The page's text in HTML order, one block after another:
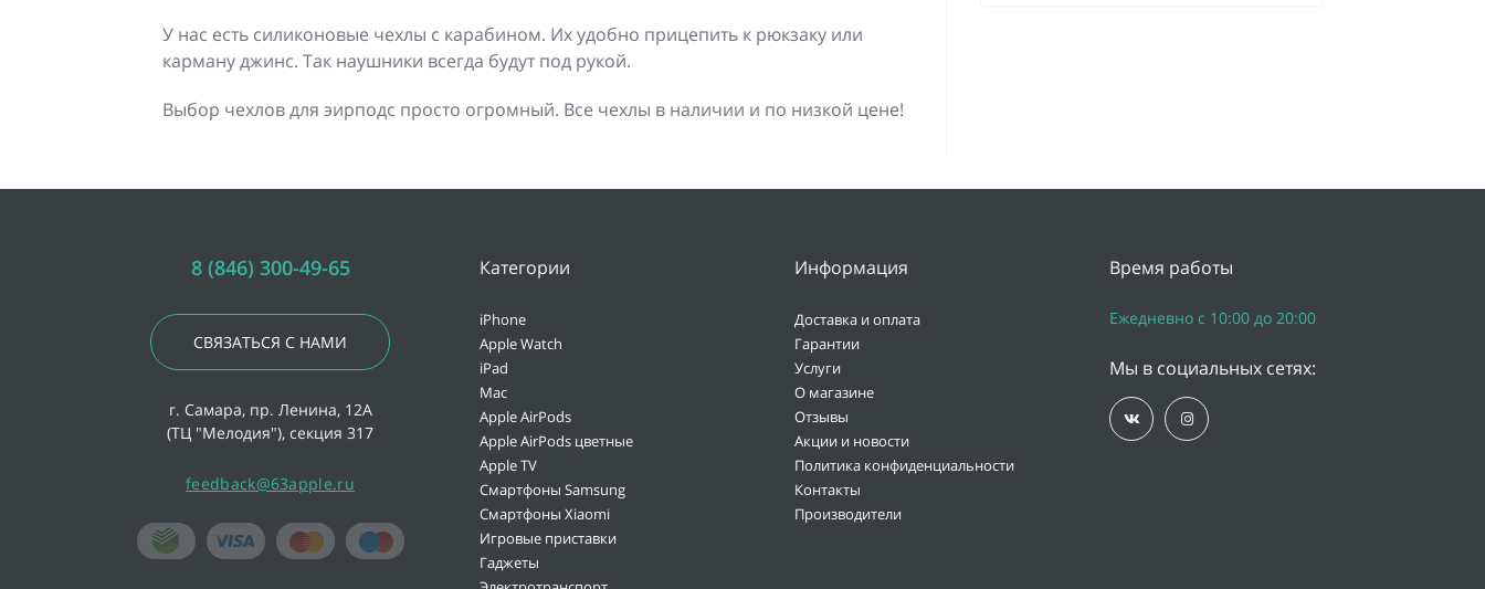
У нас есть силиконовые чехлы с карабином. Их удобно прицепить к рюкзаку или
карману джинс. Так наушники всегда будут под рукой.
Выбор чехлов для эирподс просто огромный. Все чехлы в наличии и по низкой цене!
8 (846) 300-49-65
СВЯЗАТЬСЯ С НАМИ
г. Самара, пр. Ленина, 12А
(ТЦ "Мелодия"), секция 317
feedback@63apple.ru
Категории
iPhone
Apple Watch
iPad
Mac
Apple AirPods
Apple AirPods цветные
Apple TV
Смартфоны Samsung
Смартфоны Xiaomi
Игровые приставки
Гаджеты
Информация
Доставка и оплата
Гарантии
Услуги
О магазине
Отзывы
Акции и новости
Политика конфиденциальности
Контакты
Производители
Время работы
Ежедневно с 10:00 до 20:00
Мы в социальных сетях: